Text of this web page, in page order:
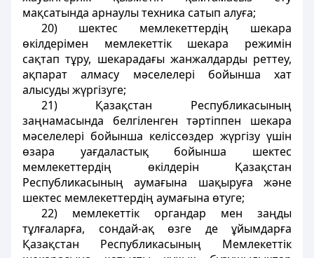
мақсатында арнаулы техника сатып алуға;
20) шектес мемлекеттердiң шекара
өкiлдерiмен мемлекеттiк шекара режимін
сақтап тұру, шекарадағы жанжалдарды реттеу,
ақпарат алмасу мәселелерi бойынша хат
алысуды жүргiзуге;
21) Қазақстан Республикасының
заңнамасында белгiленген тәртiппен шекара
мәселелерi бойынша келiссөздер жүргiзу үшiн
өзара уағдаластық бойынша шектес
мемлекеттердiң өкiлдерiн Қазақстан
Республикасының аумағына шақыруға және
шектес мемлекеттердiң аумағына өтуге;
22) мемлекеттiк органдар мен заңды
тұлғаларға, сондай-ақ өзге де ұйымдарға
Қазақстан Республикасының Мемлекеттiк